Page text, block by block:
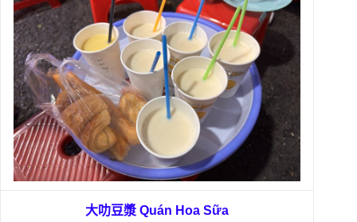
大叻豆漿Quán Hoa Sữa